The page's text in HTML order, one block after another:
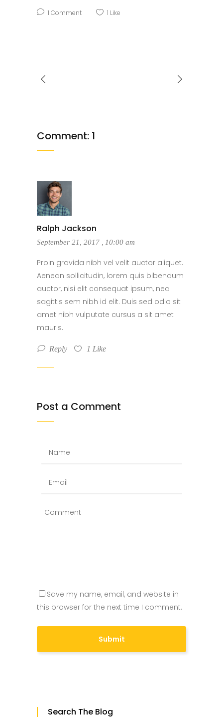
1 Comment 1 Like
Comment: 1
Ralph Jackson
September 21, 2017 10:00 am
Proin gravida nibh vel velit auctor aliquet.
Aenean sollicitudin, lorem quis bibendum
auctor, nisi elit consequat ipsum, nec
sagittis sem nibh id elit. Duis sed odio sit
amet nibh vulputate cursus a sit amet
mauris.
Reply 1 Like
Post a Comment
Save my name, email, and website in
this browser for the next time I comment.
Search The Blog